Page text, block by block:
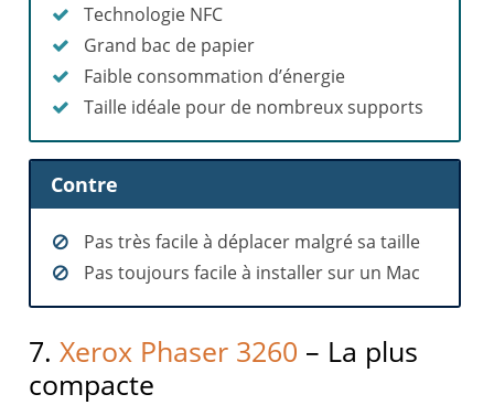
Technologie NFC
Grand bac de papier
Faible consommation d’énergie
Taille idéale pour de nombreux supports
Contre
Pas très facile à déplacer malgré sa taille
Pas toujours facile à installer sur un Mac
7.Xerox Phaser 3260 – La plus
compacte